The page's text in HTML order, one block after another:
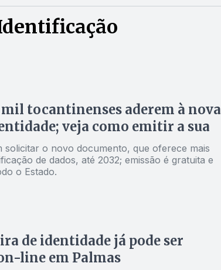
mil tocantinenses aderem à nova
veja como emitir a sua
solicitar o novo documento, que oferece mais
de dados, até 2032; emissão é gratuita e
o Estado.
de identidade já pode ser
line em Palmas